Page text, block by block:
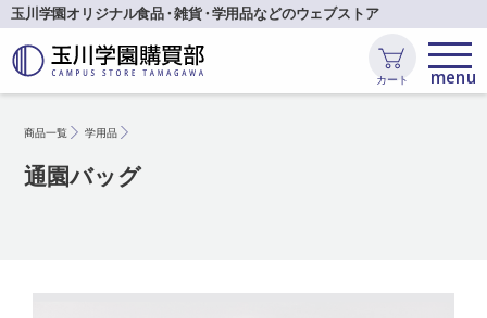
カート
玉川学園オリジナル食品・雑貨・学用品などのウェブストア
商品一覧 学用品
通園バッグ